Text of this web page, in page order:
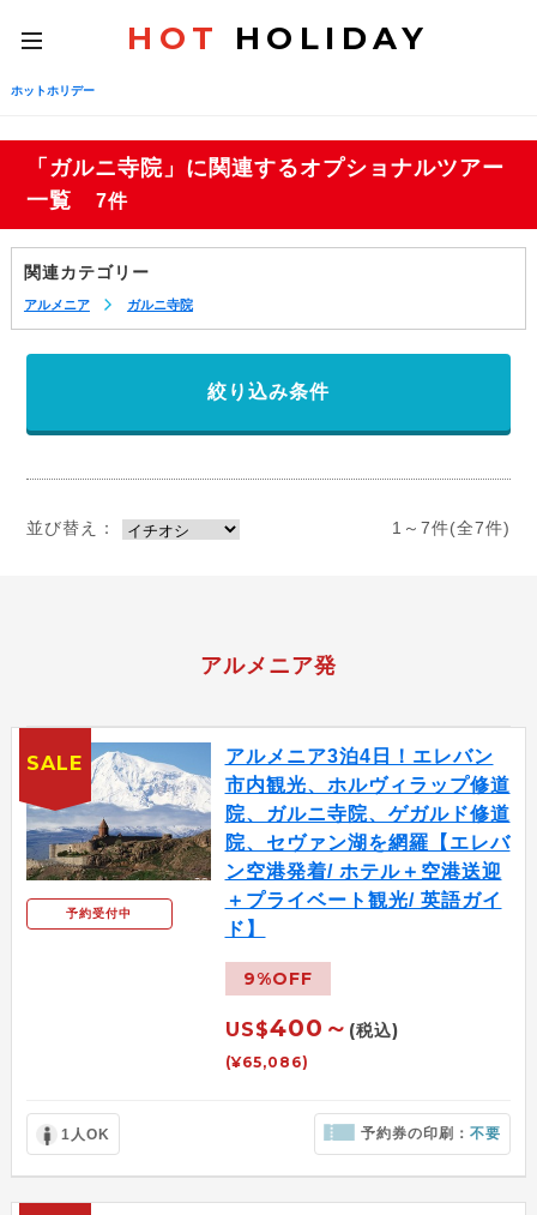
toggle
navigation
HOT HOLIDAY
ホットホリデー
「ガルニ寺院」に関連するオプショナルツアー
一覧
7件
関連カテゴリー
アルメニア ガルニ寺院
絞り込み条件
並び替え： 1～7件(全7件)
アルメニア発
予約受付中
アルメニア3泊4日！エレバン
市内観光、ホルヴィラップ修道
院、ガルニ寺院、ゲガルド修道
院、セヴァン湖を網羅【エレバ
ン空港発着/ ホテル＋空港送迎
＋プライベート観光/ 英語ガイ
ド】
9%OFF
US$400～ (税込)
(¥65,086)
1人OK 予約券の印刷：不要
SALE